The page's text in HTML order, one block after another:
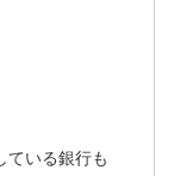
ている銀行も